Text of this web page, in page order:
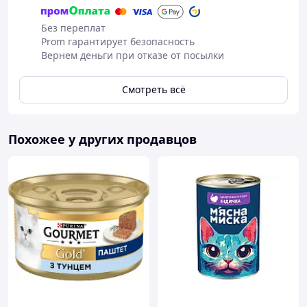
температуры. Свежая чистая питьевая вода должна
быть доступна животному в любое время.
Рекомендации по хранению продукта
Дату «Годен до», регистрационный номер фабрики и
Хранить корм в сухом прохладном месте.
Индивидуальные упаковки внутри не предназначены
Operations Poland Sp. z o.o., ул. Ришарда Хомича 11A,
Импортер/предприятие, принимающее претензии
и вопросы потребителей: ООО «Nestlé Украина»,
03150, Украина, г. Киев, ул. Большая Васильковская,
139, тел.: 0 800 50 09 50.
®Владелец торговых марок: Société des Produits Nestlé
S.A., Веве, Швейцария.
Без переплат
Prom гарантирует безопасность
Вернем деньги при отказе от посылки
Смотреть всё
Похожее у других продавцов